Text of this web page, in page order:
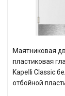
Маятниковая
пластиковая
Kapelli Classic
отбойной